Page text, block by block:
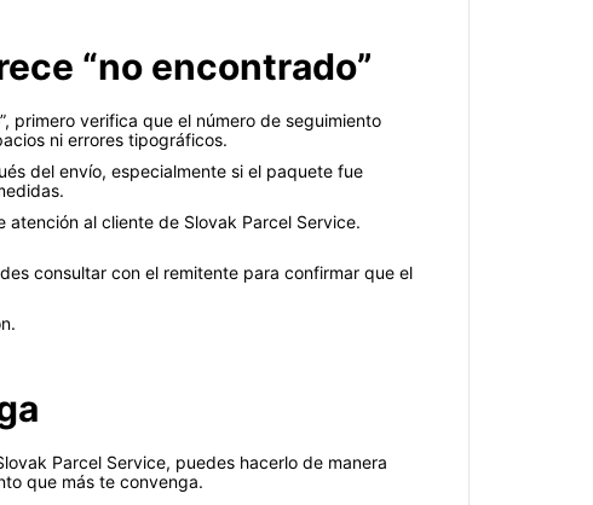
“no encontrado”
primero verifica que el número de seguimiento
ni errores tipográficos.
del envío, especialmente si el paquete fue
al cliente de Slovak Parcel Service.
consultar con el remitente para confirmar que el
Parcel Service, puedes hacerlo de manera
que más te convenga.